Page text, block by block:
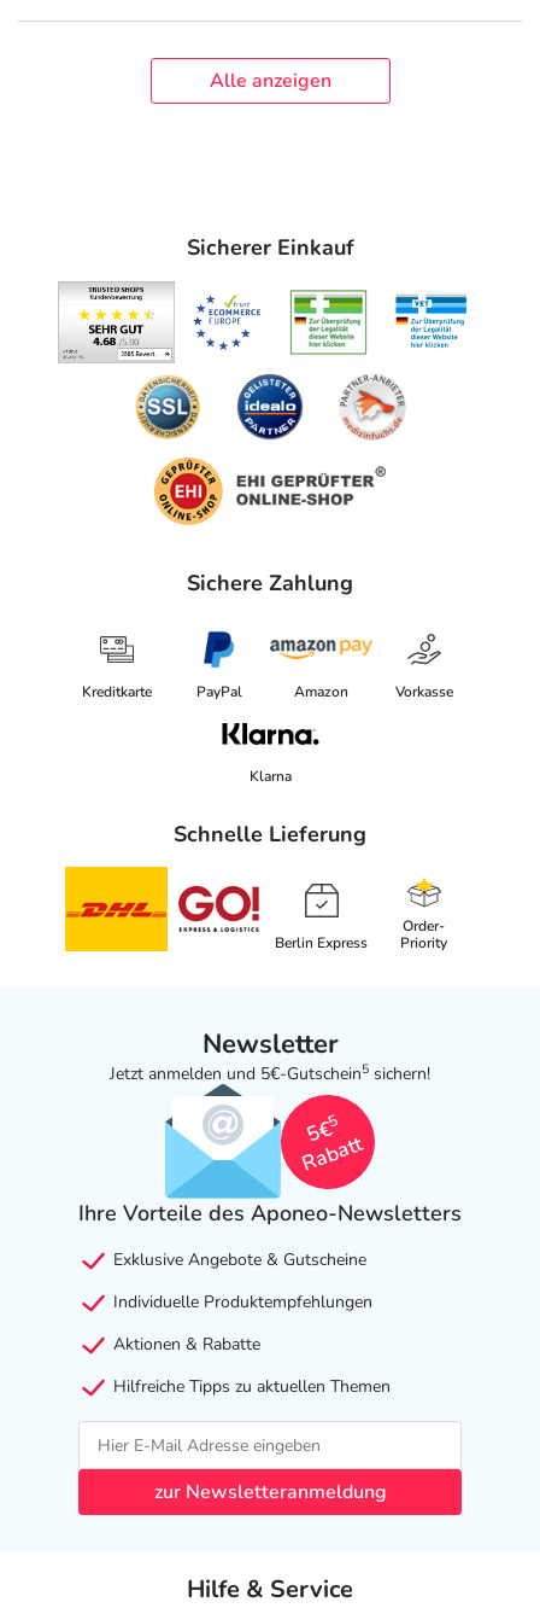
Alle anzeigen
Sicherer Einkauf
Sichere Zahlung
Kreditkarte PayPal Amazon Vorkasse
Klarna
Schnelle Lieferung
Berlin Express
Order-
Priority
Newsletter
Jetzt anmelden und 5€-Gutschein5 sichern!
5€
5
Rabatt
Ihre Vorteile des Aponeo-Newsletters
Exklusive Angebote & Gutscheine
Individuelle Produktempfehlungen
Aktionen & Rabatte
Hilfreiche Tipps zu aktuellen Themen
zur Newsletteranmeldung
Hilfe & Service